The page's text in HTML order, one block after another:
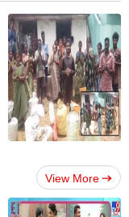
View More